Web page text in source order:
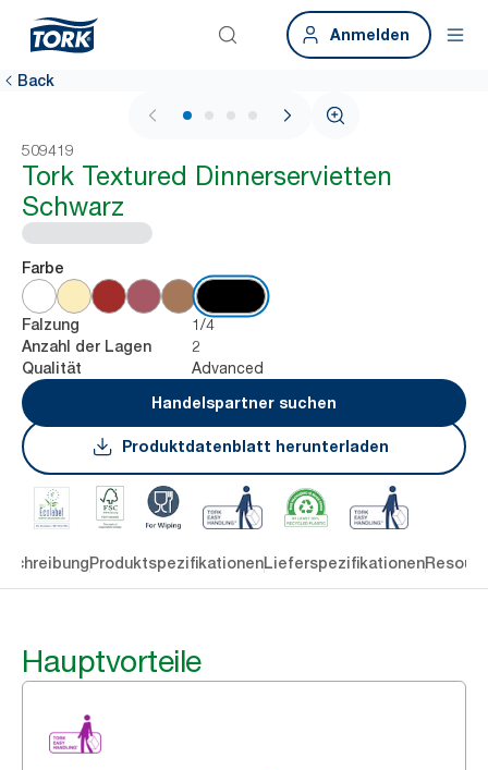
Anmelden
Back
1 / 4
509419
Tork Textured Dinnerservietten
Schwarz
Farbe
Falzung 1/4
Anzahl der Lagen 2
Qualität
Advanced
Handelspartner suchen
Produktdatenblatt herunterladen
ProduktspezifikationenLieferspezifikationen
Hauptvorteile